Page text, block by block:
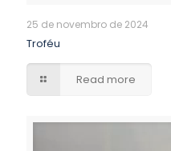
25 de novembro de 2024
Troféu
Read more